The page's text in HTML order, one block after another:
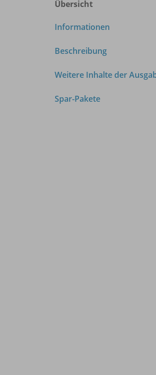
Übersicht
Informationen
Beschreibung
Weitere Inhalte der
Spar-Pakete